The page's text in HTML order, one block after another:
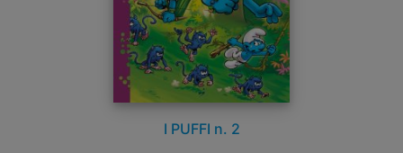
I PUFFI n. 2